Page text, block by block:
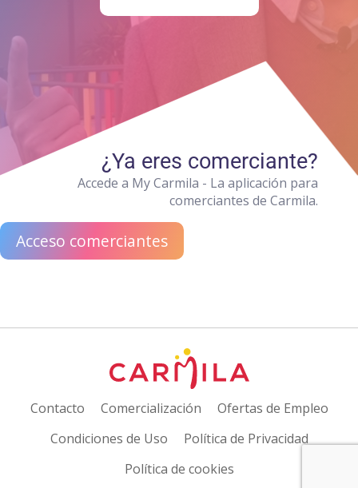
¿Ya eres comerciante?
Accede a My Carmila - La aplicación para
comerciantes de Carmila.
Acceso comerciantes
Contacto Comercialización
Ofertas de Empleo
Condiciones de Uso
Política de Privacidad
Política de cookies